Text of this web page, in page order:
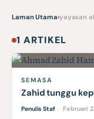
Laman Utama›yayasan
1 ARTIKEL
SEMASA
Zahid tunggu
Penulis Staf · Februari